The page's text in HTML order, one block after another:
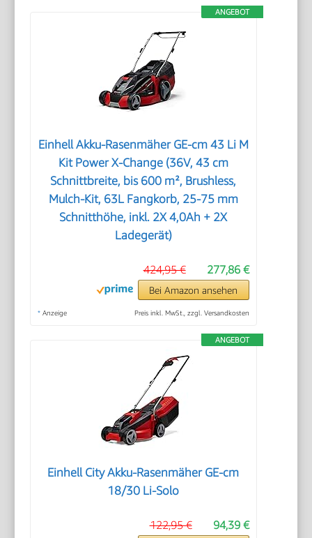
ANGEBOT
Einhell Akku-Rasenmäher GE-cm 43 Li M
Kit Power X-Change (36V, 43 cm
Schnittbreite, bis 600 m², Brushless,
Mulch-Kit, 63L Fangkorb, 25-75 mm
Schnitthöhe, inkl. 2X 4,0Ah + 2X
Ladegerät)
277,86 €
424,95 €
Bei Amazon ansehen
* Anzeige Preis inkl. MwSt., zzgl. Versandkosten
ANGEBOT
Einhell City Akku-Rasenmäher GE-cm
18/30 Li-Solo
94,39 €
122,95 €